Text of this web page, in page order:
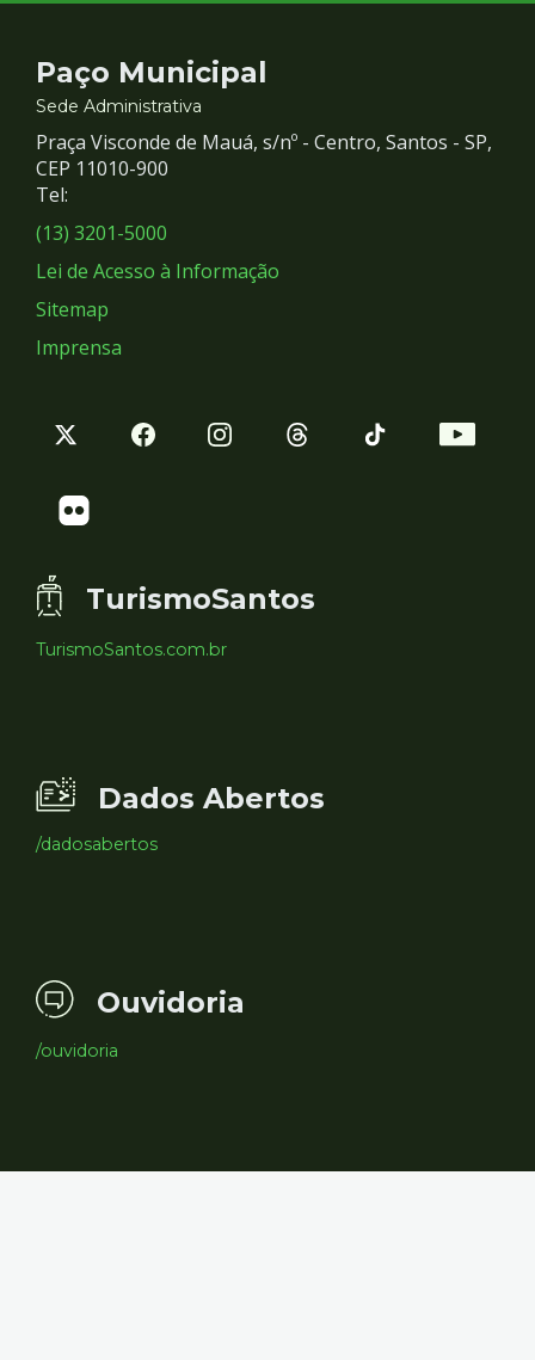
Contato
e
Redes
Sociais
Paço Municipal
Sede Administrativa
Praça Visconde de Mauá, s/nº - Centro, Santos - SP,
CEP 11010-900
Tel:
(13) 3201-5000
Lei de Acesso à Informação
Sitemap
Imprensa
TurismoSantos
TurismoSantos.com.br
Dados Abertos
/dadosabertos
Ouvidoria
/ouvidoria